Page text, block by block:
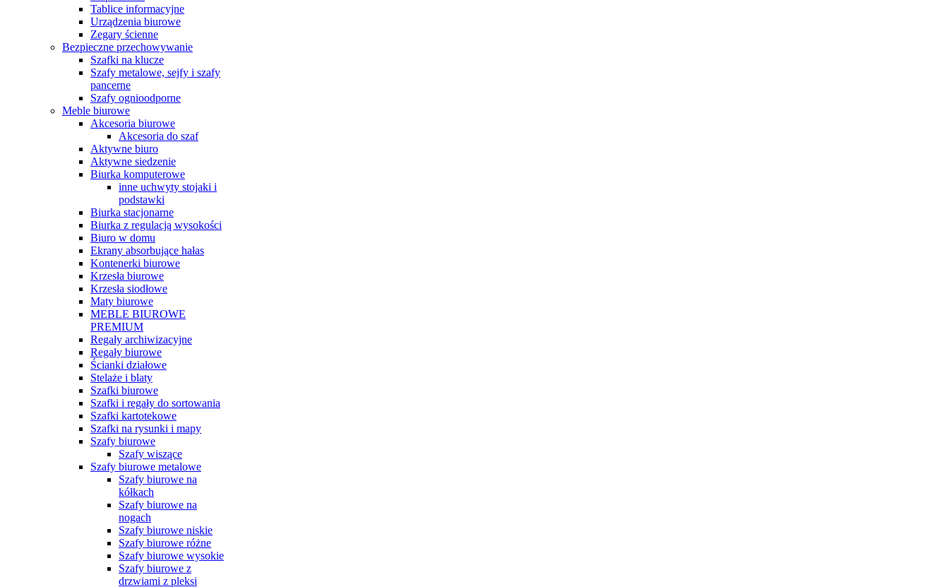
Tablice informacyjne
Urządzenia biurowe
Zegary ścienne
Bezpieczne przechowywanie
Szafki na klucze
Szafy metalowe, sejfy i szafy
pancerne
Szafy ognioodporne
Meble biurowe
Akcesoria biurowe
Akcesoria do szaf
Aktywne biuro
Aktywne siedzenie
Biurka komputerowe
inne uchwyty stojaki i
podstawki
Biurka stacjonarne
Biurka z regulacją wysokości
Biuro w domu
Ekrany absorbujące hałas
Kontenerki biurowe
Krzesła biurowe
Krzesła siodłowe
Maty biurowe
MEBLE BIUROWE
PREMIUM
Regały archiwizacyjne
Regały biurowe
Ścianki działowe
Stelaże i blaty
Szafki biurowe
Szafki i regały do sortowania
Szafki kartotekowe
Szafki na rysunki i mapy
Szafy biurowe
Szafy wiszące
Szafy biurowe metalowe
Szafy biurowe na
kółkach
Szafy biurowe na
nogach
Szafy biurowe niskie
Szafy biurowe różne
Szafy biurowe wysokie
Szafy biurowe z
drzwiami z pleksi